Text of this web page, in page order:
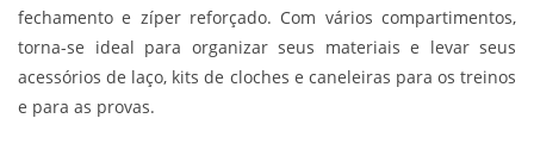
fechamento e zíper reforçado. Com vários compartimentos,
torna-se ideal para organizar seus materiais e levar seus
acessórios de laço, kits de cloches e caneleiras para os treinos
e para as provas.